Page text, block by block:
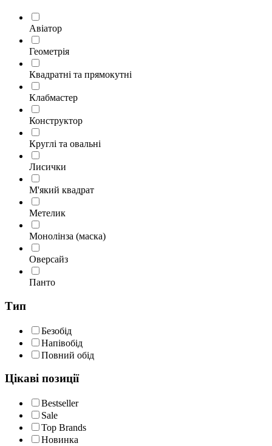
Авіатор
Геометрія
Квадратні та прямокутні
Клабмастер
Конструктор
Круглі та овальні
Лисички
М'який квадрат
Метелик
Монолінза (маска)
Оверсайз
Панто
Тип
Безобід
Напівобід
Повний обід
Цікаві позиції
Bestseller
Sale
Top Brands
Новинка